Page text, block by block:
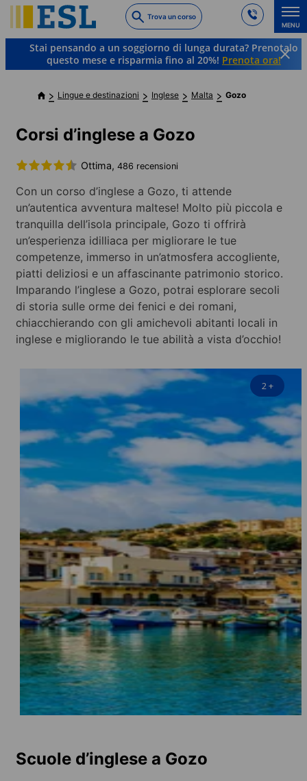
to
main
content
Trova un corso
MENU
Stai pensando a un soggiorno di lunga durata? Prenotalo
questo mese e risparmia fino al 20%! Prenota ora!
Lingue e destinazioni Inglese Malta Gozo
Corsi d’inglese a Gozo
Ottima, 486 recensioni
Con un corso d’inglese a Gozo, ti attende
un’autentica avventura maltese! Molto più piccola e
tranquilla dell’isola principale, Gozo ti offrirà
un’esperienza idilliaca per migliorare le tue
competenze, immerso in un’atmosfera accogliente,
piatti deliziosi e un affascinante patrimonio storico.
Imparando l’inglese a Gozo, potrai esplorare secoli
di storia sulle orme dei fenici e dei romani,
chiacchierando con gli amichevoli abitanti locali in
inglese e migliorando le tue abilità a vista d’occhio!
2+
Scuole d’inglese a Gozo